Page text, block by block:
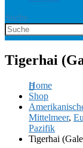
Suche
Tigerhai
Home
Shop
Mittelmeer,
Pazifik
Tigerhai